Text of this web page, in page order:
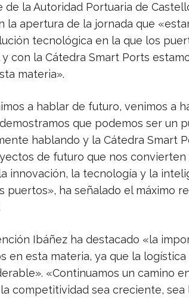
de la Autoridad Portuaria de
la apertura de la jornada que
tecnológica en la que los
con la Cátedra Smart Ports
materia».
a hablar de futuro, venimos a
que podemos ser un
hablando y la Cátedra Smart
de futuro que nos
innovación, la tecnología y la
puertos», ha señalado el máximo
Ibáñez ha destacado «la
en esta materia, ya que la
«Continuamos un camino
competitividad sea creciente,